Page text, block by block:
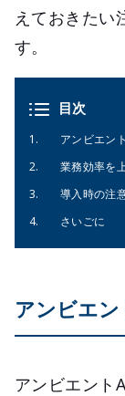
えておきたい
す。
目次
アンビエン
業務効率を
導入時の注
さいごに
アンビエ
アンビエント